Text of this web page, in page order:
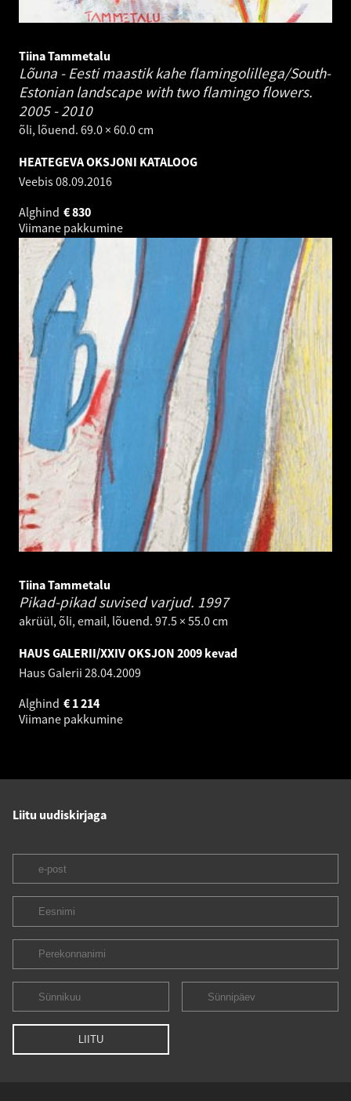
Tiina Tammetalu
Lõuna - Eesti maastik kahe flamingolillega/South-
Estonian landscape with two flamingo flowers.
2005 - 2010
õli, lõuend. 69.0 × 60.0 cm
HEATEGEVA OKSJONI KATALOOG
Veebis08.09.2016
Alghind
830
€
Viimane pakkumine
Tiina Tammetalu
Pikad-pikad suvised varjud. 1997
akrüül, õli, email, lõuend. 97.5 × 55.0 cm
HAUS GALERII/XXIV OKSJON 2009 kevad
Haus Galerii 28.04.2009
Alghind
1 214
€
Viimane pakkumine
Liitu uudiskirjaga